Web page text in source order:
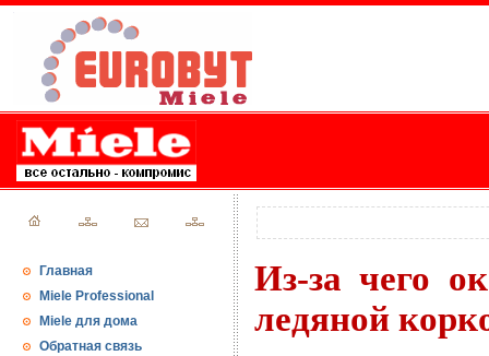
Главная
Miele Professional
Miele для дома
Обратная связь
Из-за чего
ледяной